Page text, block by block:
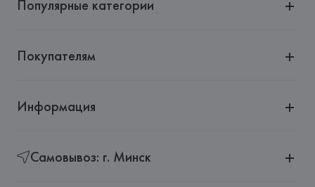
Популярные категории
Покупателям
Информация
Самовывоз: г. Минск